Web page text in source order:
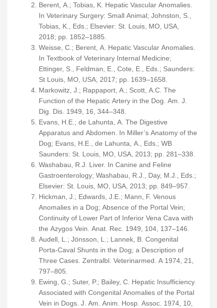
Berent, A.; Tobias, K. Hepatic Vascular Anomalies.
In Veterinary Surgery: Small Animal; Johnston, S.,
Tobias, K., Eds.; Elsevier: St. Louis, MO, USA,
2018; pp. 1852–1885.
Weisse, C.; Berent, A. Hepatic Vascular Anomalies.
In Textbook of Veterinary Internal Medicine;
Ettinger, S., Feldman, E., Cote, E., Eds.; Saunders:
St Louis, MO, USA, 2017; pp. 1639–1658.
Markowitz, J.; Rappaport, A.; Scott, A.C. The
Function of the Hepatic Artery in the Dog. Am. J.
Dig. Dis. 1949, 16, 344–348.
Evans, H.E.; de Lahunta, A. The Digestive
Apparatus and Abdomen. In Miller’s Anatomy of the
Dog; Evans, H.E., de Lahunta, A., Eds.; WB
Saunders: St. Louis, MO, USA, 2013; pp. 281–338.
Washabau, R.J. Liver. In Canine and Feline
Gastroenterology; Washabau, R.J., Day, M.J., Eds.;
Elsevier: St. Louis, MO, USA, 2013; pp. 849–957.
Hickman, J.; Edwards, J.E.; Mann, F. Venous
Anomalies in a Dog; Absence of the Portal Vein;
Continuity of Lower Part of Inferior Vena Cava with
the Azygos Vein. Anat. Rec. 1949, 104, 137–146.
Audell, L.; Jönsson, L.; Lannek, B. Congenital
Porta-Caval Shunts in the Dog; a Description of
Three Cases. Zentralbl. Veterinarmed. A 1974, 21,
797–805.
Ewing, G.; Suter, P.; Bailey, C. Hepatic Insufficiency
Associated with Congenital Anomalies of the Portal
Vein in Dogs. J. Am. Anim. Hosp. Assoc. 1974, 10,